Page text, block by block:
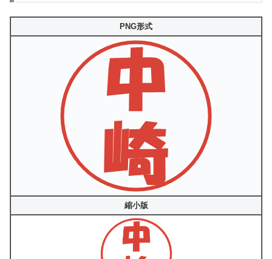
PNG形式
縮小版